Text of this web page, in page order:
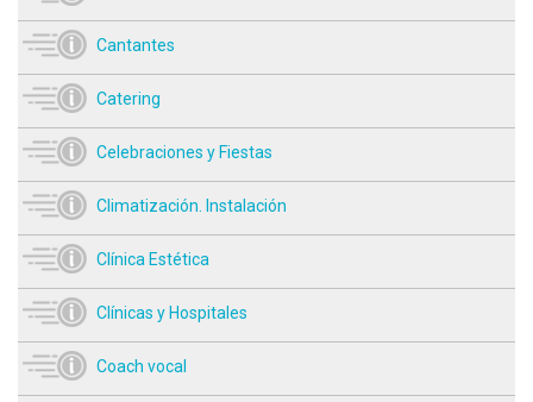
Cantantes
Catering
Celebraciones y Fiestas
Climatización. Instalación
Clínica Estética
Clínicas y Hospitales
Coach vocal